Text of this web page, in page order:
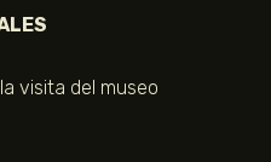
visita del museo